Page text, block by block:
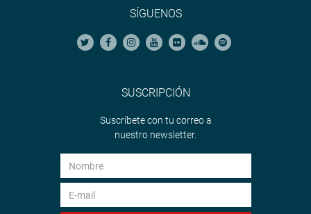
SÍGUENOS
SUSCRIPCIÓN
Suscríbete con tu correo a
nuestro newsletter.